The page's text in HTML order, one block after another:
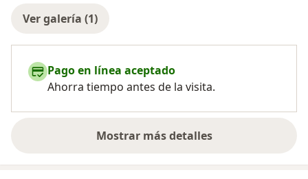
Ver galería (1)
Pago en línea aceptado
Ahorra tiempo antes de la visita.
Mostrar más detalles
sobre la experiencia